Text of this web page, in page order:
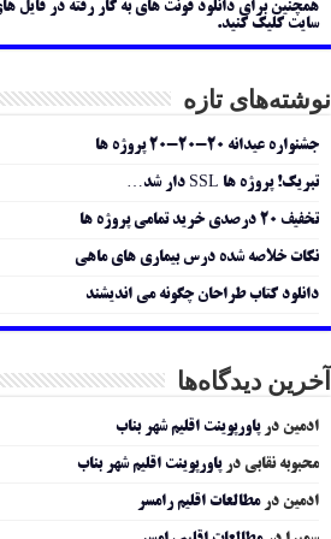
همچنین برای دانلود فونت های به کار رفته در فایل
سایت کلیک کنید.
نوشته‌های تازه
جشنواره عیدانه ۲۰-۲۰-۲۰ پروژه ها
تبریک! پروژه ها SSL دار شد…
تخفیف ۲۰ درصدی خرید تمامی پروژه ها
نکات خلاصه شده درس بیماری های ماهی
دانلود کتاب طراحان چگونه می اندیشند
آخرین دیدگاه‌ها
ادمین درپاورپوینت اقلیم شهر بناب
محبوبه نقابی درپاورپوینت اقلیم شهر بناب
ادمین درمطالعات اقلیم رامسر